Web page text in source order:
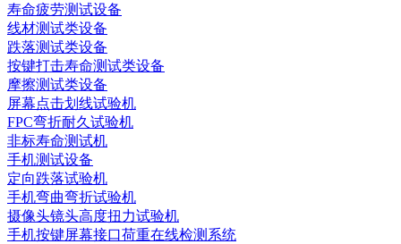
寿命疲劳测试设备
线材测试类设备
跌落测试类设备
按键打击寿命测试类设备
摩擦测试类设备
屏幕点击划线试验机
FPC弯折耐久试验机
非标寿命测试机
手机测试设备
定向跌落试验机
手机弯曲弯折试验机
摄像头镜头高度扭力试验机
手机按键屏幕接口荷重在线检测系统